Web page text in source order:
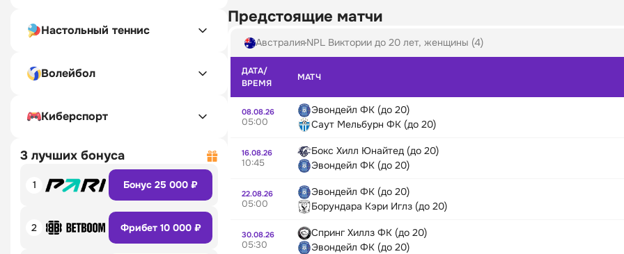
Настольный теннис
Волейбол
Киберспорт
3 лучших бонуса
1 Бонус 25 000 ₽
2 Фрибет 10 000 ₽
Предстоящие матчи
АвстралияNPL Виктории до 20 лет, женщины (4)
ДАТА/
ВРЕМЯ
МАТЧ
08.08.26
05:00
Эвондейл ФК (до 20)
Саут Мельбурн ФК (до 20)
16.08.26
10:45
Бокс Хилл Юнайтед (до 20)
Эвондейл ФК (до 20)
22.08.26
05:00
Эвондейл ФК (до 20)
Борундара Кэри Иглз (до 20)
30.08.26
05:30
Спринг Хиллз ФК (до 20)
Эвондейл ФК (до 20)